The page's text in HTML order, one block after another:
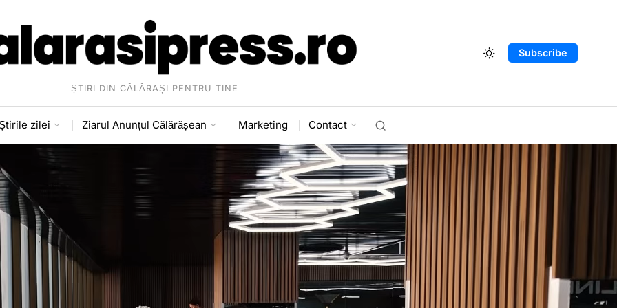
ȘTIRI DIN CĂLĂRAȘI PENTRU TINE
Subscribe
zilei Ziarul Anunțul Călărășean Marketing Contact